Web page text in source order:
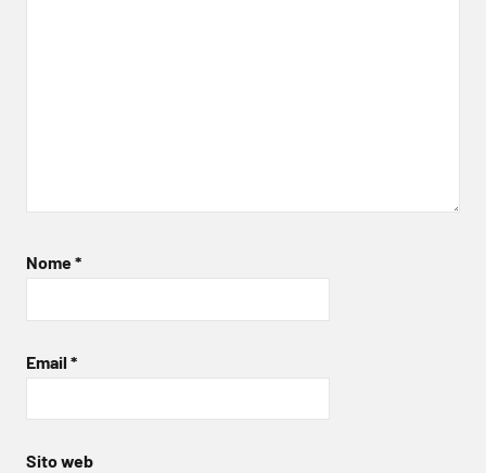
Nome*
Email *
Sito web